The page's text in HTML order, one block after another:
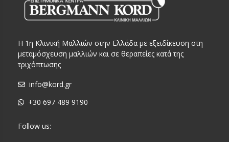
Η 1η Κλινική Μαλλιών στην Ελλάδα με εξειδίκευση στη
μεταμόσχευση μαλλιών και σε θεραπείες κατά της
τριχόπτωσης
info@kord.gr
+30 697 489 9190
Follow us: